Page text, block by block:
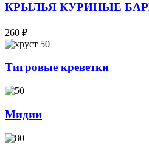
КРЫЛЬЯ КУРИНЫЕ
260 ₽
Тигровые креветки
Мидии